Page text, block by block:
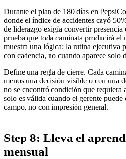
Durante el plan de 180 días en
donde el índice de accidentes cayó
de liderazgo exigía convertir presencia
prueba que toda caminata producirá el
muestra una lógica: la rutina ejecutiva
con cadencia, no cuando aparece solo
Define una regla de cierre. Cada
menos una decisión visible o con una
no se encontró condición que requiera
solo es válida cuando el gerente
campo, no con impresión general.
Step 8: Lleva el
mensual